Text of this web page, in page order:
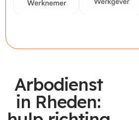
Arbodienst
in Rheden: